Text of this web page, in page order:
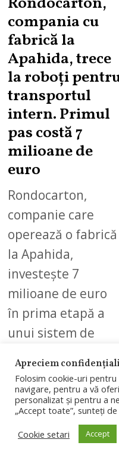
G
T
7
2
compania cu
fabrică la
Apahida, trece
la roboți
transportul
intern. Primul
pas costă 7
milioane de
euro
Rondocarton,
companie care
operează o fabrică
la Apahida,
investește 7
milioane de euro
în prima etapă a
unui sistem de
05
Apreciem
Folosim cookie-uri
navigare, pentru a vă
personalizat și pentru a
„Accept toate”, sunteți
Cookie setari
Accept